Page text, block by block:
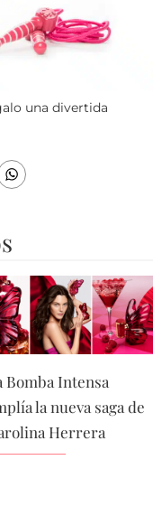
una divertida
Bomba Intensa
la nueva saga de
Herrera